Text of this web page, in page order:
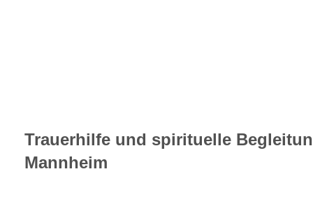
Trauerhilfe und spirituelle
Mannheim